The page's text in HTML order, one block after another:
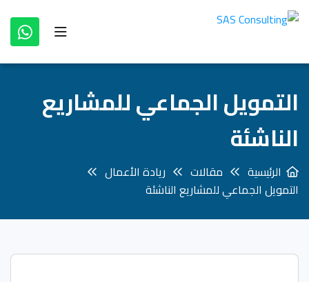
التمويل الجماعي للمشاريع
الناشئة
الرئيسية مقالات
ريادة الأعمال
التمويل الجماعي للمشاريع الناشئة